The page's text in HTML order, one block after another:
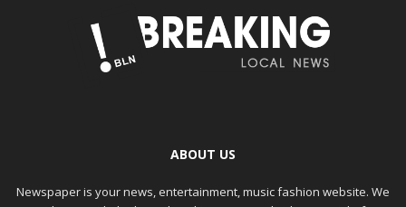
ABOUT US
Newspaper is your news, entertainment, music fashion website. We